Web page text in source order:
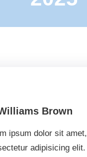
Brown
ipsum dolor sit amet,
adipisicing elit.